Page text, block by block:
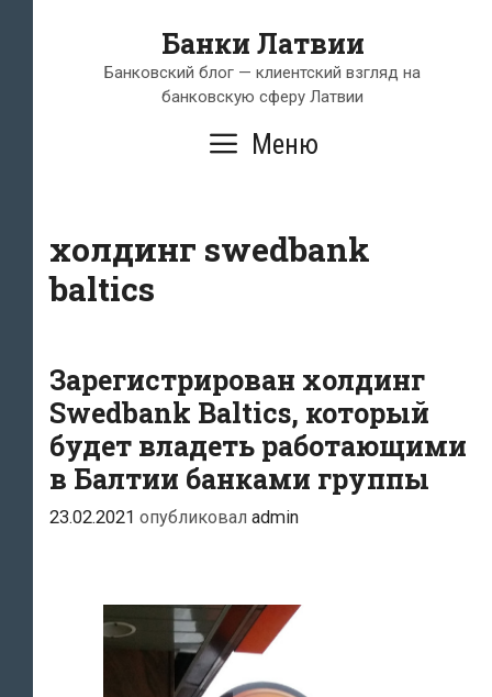
содержимому
Банки Латвии
Банковский блог — клиентский взгляд на
банковскую сферу Латвии
Меню
холдинг swedbank
baltics
Зарегистрирован холдинг
Swedbank Baltics, который
будет владеть работающими
в Балтии банками группы
23.02.2021 опубликовал admin